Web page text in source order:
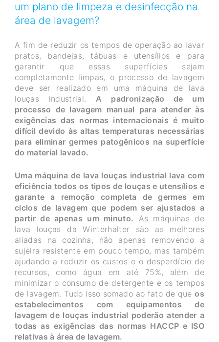
um plano de limpeza e desinfecção na
área de lavagem?
A fim de reduzir os tempos de operação ao lavar
pratos, bandejas, tábuas e utensílios e para
garantir que essas superfícies sejam
completamente limpas, o processo de lavagem
deve ser realizado em uma máquina de lava
louças industrial. A padronização de um
processo de lavagem manual para atender às
exigências das normas internacionais é muito
difícil devido às altas temperaturas necessárias
para eliminar germes patogênicos na superfície
do material lavado.
Uma máquina de lava louças industrial lava com
eficiência todos os tipos de louças e utensílios e
garante a remoção completa de germes em
ciclos de lavagem que podem ser ajustados a
partir de apenas um minuto. As máquinas de
lava louças da Winterhalter são as melhores
aliadas na cozinha, não apenas removendo a
sujeira resistente em pouco tempo, mas também
ajudando a reduzir os custos e o desperdício de
recursos, como água em até 75%, além de
minimizar o consumo de detergente e os tempos
de lavagem. Tudo isso somado ao fato de queos
estabelecimentos com equipamentos de
lavagem de louças industrial poderão atender a
todas as exigências das normas HACCP e ISO
relativas à área de lavagem.